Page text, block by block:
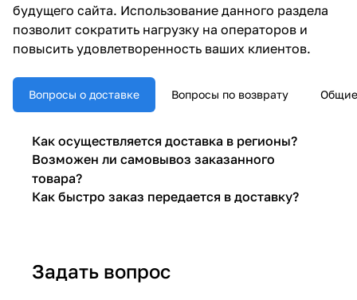
будущего сайта. Использование данного раздела
позволит сократить нагрузку на операторов и
повысить удовлетворенность ваших клиентов.
Вопросы о доставке Вопросы по возврату
Как осуществляется доставка в регионы?
Возможен ли самовывоз заказанного
товара?
Как быстро заказ передается в доставку?
Задать вопрос